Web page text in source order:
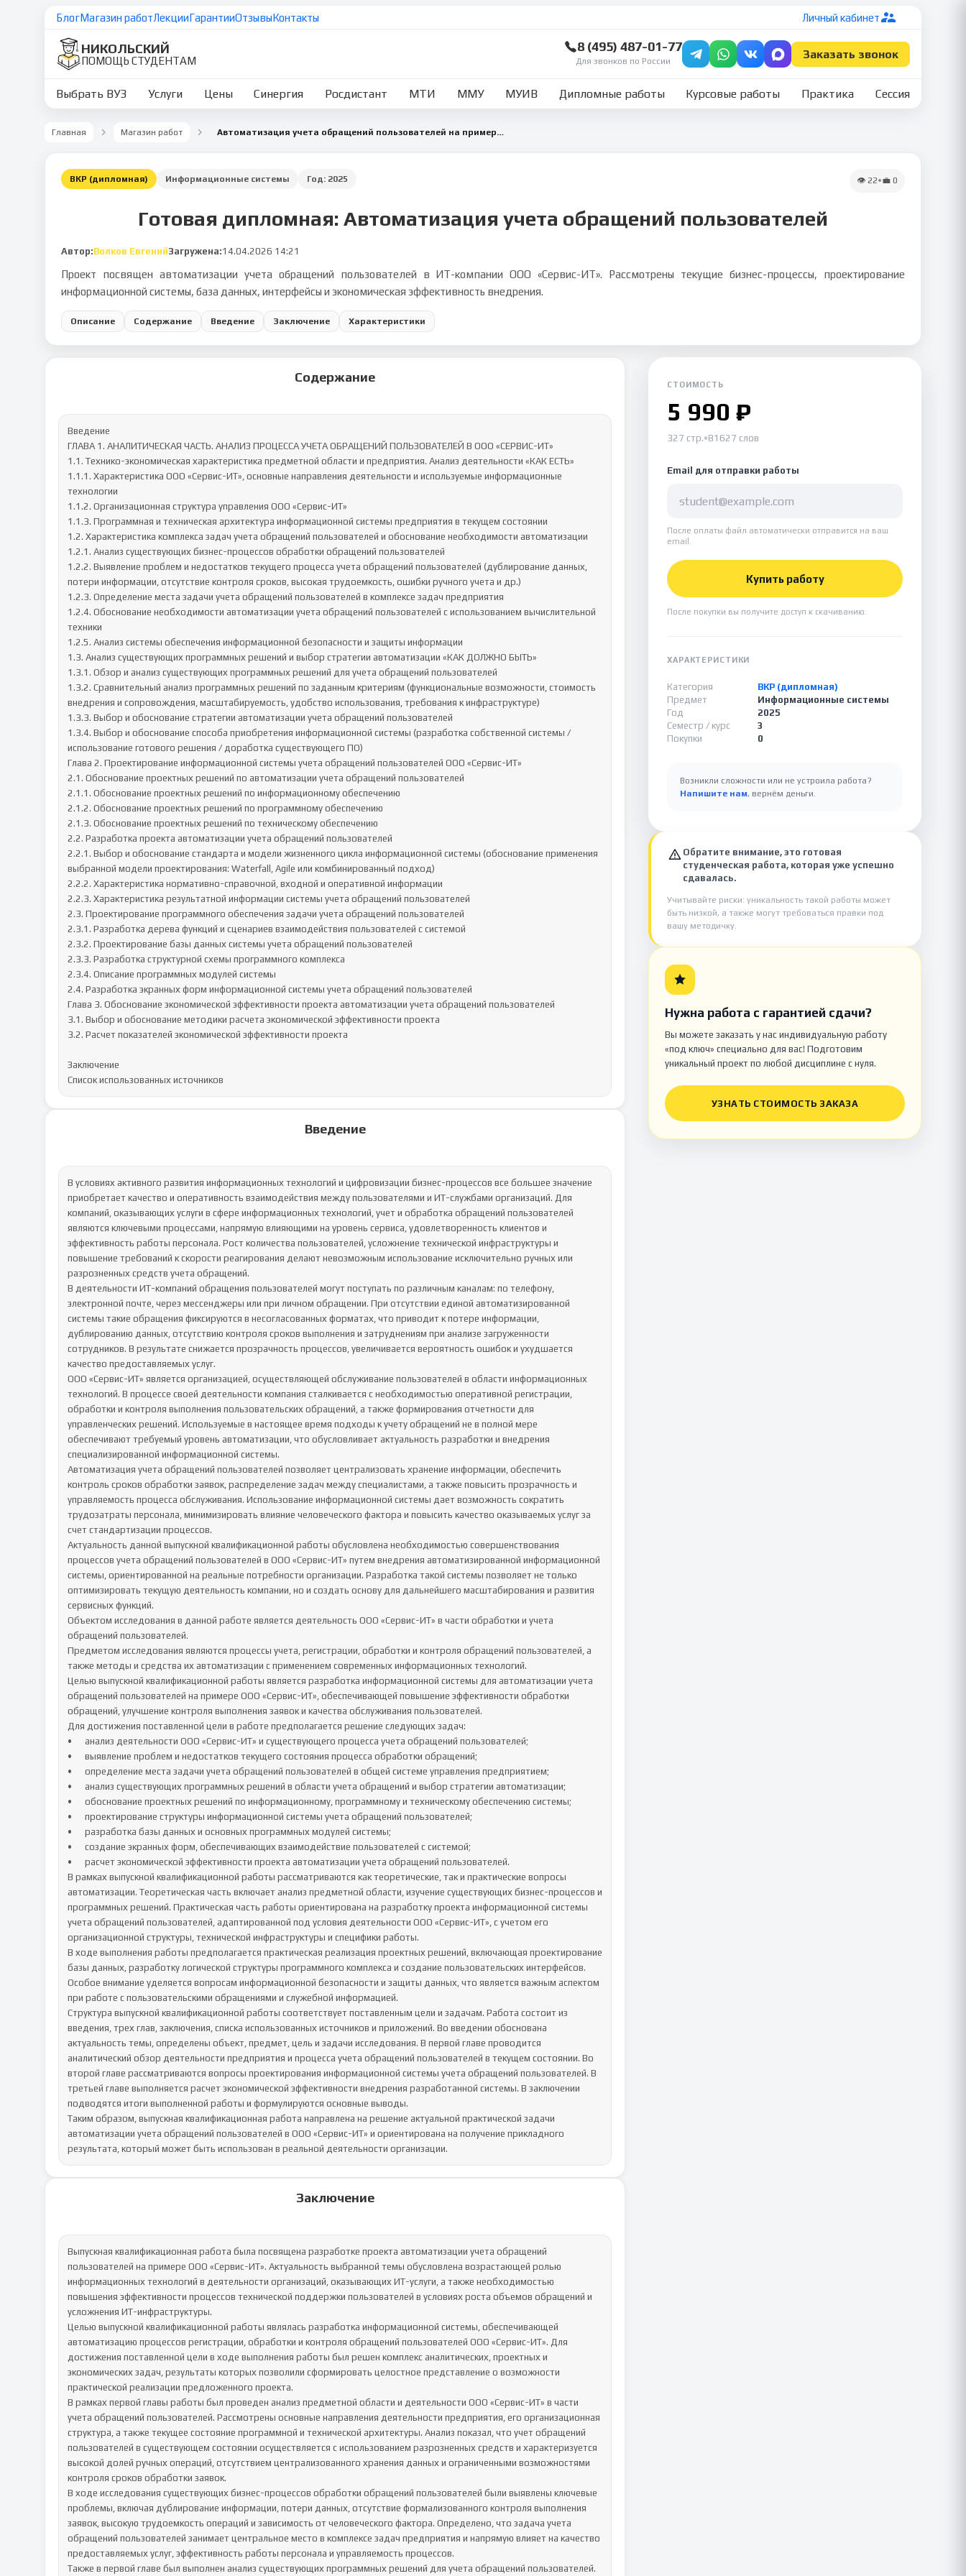
БлогМагазин работЛекцииГарантииОтзывыКонтакты Личный кабинет
НИКОЛЬСКИЙ
ПОМОЩЬ СТУДЕНТАМ
8 (495) 487-01-77
Для звонков по России
Заказать звонок
Выбрать ВУЗ Услуги Цены Синергия Росдистант МТИ ММУ МУИВ Дипломные работы Курсовые работы Практика Сессия
Главная Магазин работ Автоматизация учета обращений пользователей на примере ООО «Сервис-ИТ»
ВКР (дипломная) Информационные системы Год: 2025 👁 22•💼 0
Готовая дипломная: Автоматизация учета обращений пользователей
Автор:Волков ЕвгенийЗагружена:14.04.2026 14:21
Проект посвящен автоматизации учета обращений пользователей в ИТ-компании ООО «Сервис-ИТ». Рассмотрены текущие бизнес-процессы, проектирование
информационной системы, база данных, интерфейсы и экономическая эффективность внедрения.
Описание Содержание Введение Заключение Характеристики
Содержание
Введение
ГЛАВА 1. АНАЛИТИЧЕСКАЯ ЧАСТЬ. АНАЛИЗ ПРОЦЕССА УЧЕТА ОБРАЩЕНИЙ ПОЛЬЗОВАТЕЛЕЙ В ООО «СЕРВИС-ИТ»
1.1. Технико-экономическая характеристика предметной области и предприятия. Анализ деятельности «КАК ЕСТЬ»
1.1.1. Характеристика ООО «Сервис-ИТ», основные направления деятельности и используемые информационные
технологии
1.1.2. Организационная структура управления ООО «Сервис-ИТ»
1.1.3. Программная и техническая архитектура информационной системы предприятия в текущем состоянии
1.2. Характеристика комплекса задач учета обращений пользователей и обоснование необходимости автоматизации
1.2.1. Анализ существующих бизнес-процессов обработки обращений пользователей
1.2.2. Выявление проблем и недостатков текущего процесса учета обращений пользователей (дублирование данных,
потери информации, отсутствие контроля сроков, высокая трудоемкость, ошибки ручного учета и др.)
1.2.3. Определение места задачи учета обращений пользователей в комплексе задач предприятия
1.2.4. Обоснование необходимости автоматизации учета обращений пользователей с использованием вычислительной
техники
1.2.5. Анализ системы обеспечения информационной безопасности и защиты информации
1.3. Анализ существующих программных решений и выбор стратегии автоматизации «КАК ДОЛЖНО БЫТЬ»
1.3.1. Обзор и анализ существующих программных решений для учета обращений пользователей
1.3.2. Сравнительный анализ программных решений по заданным критериям (функциональные возможности, стоимость
внедрения и сопровождения, масштабируемость, удобство использования, требования к инфраструктуре)
1.3.3. Выбор и обоснование стратегии автоматизации учета обращений пользователей
1.3.4. Выбор и обоснование способа приобретения информационной системы (разработка собственной системы /
использование готового решения / доработка существующего ПО)
Глава 2. Проектирование информационной системы учета обращений пользователей ООО «Сервис-ИТ»
2.1. Обоснование проектных решений по автоматизации учета обращений пользователей
2.1.1. Обоснование проектных решений по информационному обеспечению
2.1.2. Обоснование проектных решений по программному обеспечению
2.1.3. Обоснование проектных решений по техническому обеспечению
2.2. Разработка проекта автоматизации учета обращений пользователей
2.2.1. Выбор и обоснование стандарта и модели жизненного цикла информационной системы (обоснование применения
выбранной модели проектирования: Waterfall, Agile или комбинированный подход)
2.2.2. Характеристика нормативно-справочной, входной и оперативной информации
2.2.3. Характеристика результатной информации системы учета обращений пользователей
2.3. Проектирование программного обеспечения задачи учета обращений пользователей
2.3.1. Разработка дерева функций и сценариев взаимодействия пользователей с системой
2.3.2. Проектирование базы данных системы учета обращений пользователей
2.3.3. Разработка структурной схемы программного комплекса
2.3.4. Описание программных модулей системы
2.4. Разработка экранных форм информационной системы учета обращений пользователей
Глава 3. Обоснование экономической эффективности проекта автоматизации учета обращений пользователей
3.1. Выбор и обоснование методики расчета экономической эффективности проекта
3.2. Расчет показателей экономической эффективности проекта
Заключение
Список использованных источников
Введение
В условиях активного развития информационных технологий и цифровизации бизнес-процессов все большее значение
приобретает качество и оперативность взаимодействия между пользователями и ИТ-службами организаций. Для
компаний, оказывающих услуги в сфере информационных технологий, учет и обработка обращений пользователей
являются ключевыми процессами, напрямую влияющими на уровень сервиса, удовлетворенность клиентов и
эффективность работы персонала. Рост количества пользователей, усложнение технической инфраструктуры и
повышение требований к скорости реагирования делают невозможным использование исключительно ручных или
разрозненных средств учета обращений.
В деятельности ИТ-компаний обращения пользователей могут поступать по различным каналам: по телефону,
электронной почте, через мессенджеры или при личном обращении. При отсутствии единой автоматизированной
системы такие обращения фиксируются в несогласованных форматах, что приводит к потере информации,
дублированию данных, отсутствию контроля сроков выполнения и затруднениям при анализе загруженности
сотрудников. В результате снижается прозрачность процессов, увеличивается вероятность ошибок и ухудшается
качество предоставляемых услуг.
ООО «Сервис-ИТ» является организацией, осуществляющей обслуживание пользователей в области информационных
технологий. В процессе своей деятельности компания сталкивается с необходимостью оперативной регистрации,
обработки и контроля выполнения пользовательских обращений, а также формирования отчетности для
управленческих решений. Используемые в настоящее время подходы к учету обращений не в полной мере
обеспечивают требуемый уровень автоматизации, что обусловливает актуальность разработки и внедрения
специализированной информационной системы.
Автоматизация учета обращений пользователей позволяет централизовать хранение информации, обеспечить
контроль сроков обработки заявок, распределение задач между специалистами, а также повысить прозрачность и
управляемость процесса обслуживания. Использование информационной системы дает возможность сократить
трудозатраты персонала, минимизировать влияние человеческого фактора и повысить качество оказываемых услуг за
счет стандартизации процессов.
Актуальность данной выпускной квалификационной работы обусловлена необходимостью совершенствования
процессов учета обращений пользователей в ООО «Сервис-ИТ» путем внедрения автоматизированной информационной
системы, ориентированной на реальные потребности организации. Разработка такой системы позволяет не только
оптимизировать текущую деятельность компании, но и создать основу для дальнейшего масштабирования и развития
сервисных функций.
Объектом исследования в данной работе является деятельность ООО «Сервис-ИТ» в части обработки и учета
обращений пользователей.
Предметом исследования являются процессы учета, регистрации, обработки и контроля обращений пользователей, а
также методы и средства их автоматизации с применением современных информационных технологий.
Целью выпускной квалификационной работы является разработка информационной системы для автоматизации учета
обращений пользователей на примере ООО «Сервис-ИТ», обеспечивающей повышение эффективности обработки
обращений, улучшение контроля выполнения заявок и качества обслуживания пользователей.
Для достижения поставленной цели в работе предполагается решение следующих задач:
•	анализ деятельности ООО «Сервис-ИТ» и существующего процесса учета обращений пользователей;
•	выявление проблем и недостатков текущего состояния процесса обработки обращений;
•	определение места задачи учета обращений пользователей в общей системе управления предприятием;
•	анализ существующих программных решений в области учета обращений и выбор стратегии автоматизации;
•	обоснование проектных решений по информационному, программному и техническому обеспечению системы;
•	проектирование структуры информационной системы учета обращений пользователей;
•	разработка базы данных и основных программных модулей системы;
•	создание экранных форм, обеспечивающих взаимодействие пользователей с системой;
•	расчет экономической эффективности проекта автоматизации учета обращений пользователей.
В рамках выпускной квалификационной работы рассматриваются как теоретические, так и практические вопросы
автоматизации. Теоретическая часть включает анализ предметной области, изучение существующих бизнес-процессов и
программных решений. Практическая часть работы ориентирована на разработку проекта информационной системы
учета обращений пользователей, адаптированной под условия деятельности ООО «Сервис-ИТ», с учетом его
организационной структуры, технической инфраструктуры и специфики работы.
В ходе выполнения работы предполагается практическая реализация проектных решений, включающая проектирование
базы данных, разработку логической структуры программного комплекса и создание пользовательских интерфейсов.
Особое внимание уделяется вопросам информационной безопасности и защиты данных, что является важным аспектом
при работе с пользовательскими обращениями и служебной информацией.
Структура выпускной квалификационной работы соответствует поставленным цели и задачам. Работа состоит из
введения, трех глав, заключения, списка использованных источников и приложений. Во введении обоснована
актуальность темы, определены объект, предмет, цель и задачи исследования. В первой главе проводится
аналитический обзор деятельности предприятия и процесса учета обращений пользователей в текущем состоянии. Во
второй главе рассматриваются вопросы проектирования информационной системы учета обращений пользователей. В
третьей главе выполняется расчет экономической эффективности внедрения разработанной системы. В заключении
подводятся итоги выполненной работы и формулируются основные выводы.
Таким образом, выпускная квалификационная работа направлена на решение актуальной практической задачи
автоматизации учета обращений пользователей в ООО «Сервис-ИТ» и ориентирована на получение прикладного
результата, который может быть использован в реальной деятельности организации.
Заключение
Выпускная квалификационная работа была посвящена разработке проекта автоматизации учета обращений
пользователей на примере ООО «Сервис-ИТ». Актуальность выбранной темы обусловлена возрастающей ролью
информационных технологий в деятельности организаций, оказывающих ИТ-услуги, а также необходимостью
повышения эффективности процессов технической поддержки пользователей в условиях роста объемов обращений и
усложнения ИТ-инфраструктуры.
Целью выпускной квалификационной работы являлась разработка информационной системы, обеспечивающей
автоматизацию процессов регистрации, обработки и контроля обращений пользователей ООО «Сервис-ИТ». Для
достижения поставленной цели в ходе выполнения работы был решен комплекс аналитических, проектных и
экономических задач, результаты которых позволили сформировать целостное представление о возможности
практической реализации предложенного проекта.
В рамках первой главы работы был проведен анализ предметной области и деятельности ООО «Сервис-ИТ» в части
учета обращений пользователей. Рассмотрены основные направления деятельности предприятия, его организационная
структура, а также текущее состояние программной и технической архитектуры. Анализ показал, что учет обращений
пользователей в существующем состоянии осуществляется с использованием разрозненных средств и характеризуется
высокой долей ручных операций, отсутствием централизованного хранения данных и ограниченными возможностями
контроля сроков обработки заявок.
В ходе исследования существующих бизнес-процессов обработки обращений пользователей были выявлены ключевые
проблемы, включая дублирование информации, потери данных, отсутствие формализованного контроля выполнения
заявок, высокую трудоемкость операций и зависимость от человеческого фактора. Определено, что задача учета
обращений пользователей занимает центральное место в комплексе задач предприятия и напрямую влияет на качество
предоставляемых услуг, эффективность работы персонала и управляемость процессов.
Также в первой главе был выполнен анализ существующих программных решений для учета обращений пользователей.
СТОИМОСТЬ
5 990 ₽
327 стр.•81627 слов
Email для отправки работы
После оплаты файл автоматически отправится на ваш
email.
Купить работу
После покупки вы получите доступ к скачиванию.
ХАРАКТЕРИСТИКИ
Категория
ВКР (дипломная)
Предмет
Информационные системы
Год
2025
Семестр / курс
3
Покупки
0
Возникли сложности или не устроила работа?
Напишите нам, вернём деньги.
Обратите внимание, это готовая
студенческая работа, которая уже успешно
сдавалась.
Учитывайте риски: уникальность такой работы может
быть низкой, а также могут требоваться правки под
вашу методичку.
Нужна работа с гарантией сдачи?
Вы можете заказать у нас индивидуальную работу
«под ключ» специально для вас! Подготовим
уникальный проект по любой дисциплине с нуля.
УЗНАТЬ СТОИМОСТЬ ЗАКАЗА